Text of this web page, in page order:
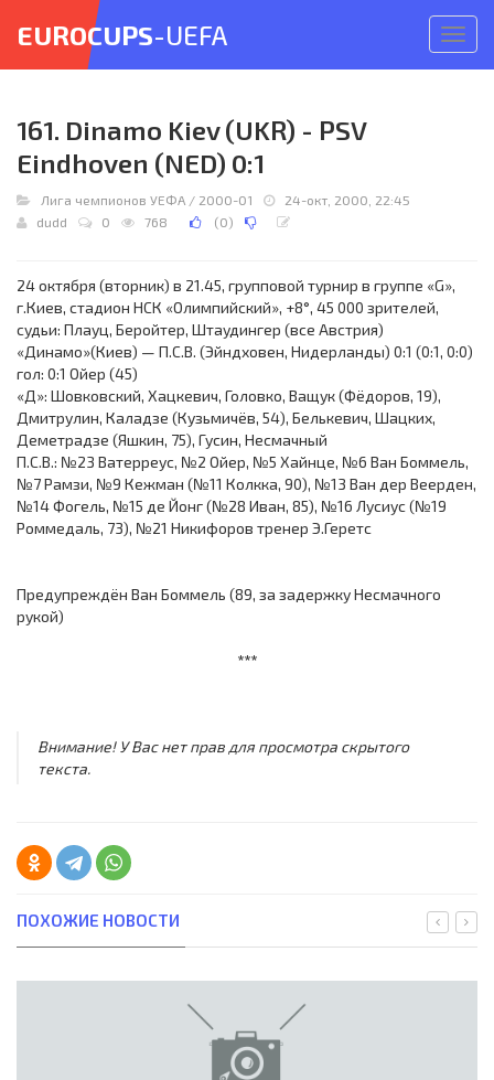
меню
EUROCUPS-UEFA
161. Dinamo Kiev (UKR) - PSV
Eindhoven (NED) 0:1
Лига чемпионов УЕФА / 2000-01
24-окт, 2000, 22:45
dudd
0 768 (0)
24 октября (вторник) в 21.45, групповой турнир в группе «G»,
г.Киев, стадион НСК «Олимпийский», +8°, 45 000 зрителей,
судьи: Плауц, Беройтер, Штаудингер (все Австрия)
«Динамо»(Киев) — П.С.В. (Эйндховен, Нидерланды) 0:1 (0:1, 0:0)
гол: 0:1 Ойер (45)
«Д»: Шовковский, Хацкевич, Головко, Ващук (Фёдоров, 19),
Дмитрулин, Каладзе (Кузьмичёв, 54), Белькевич, Шацких,
Деметрадзе (Яшкин, 75), Гусин, Несмачный
П.С.В.: №23 Ватерреус, №2 Ойер, №5 Хайнце, №6 Ван Боммель,
№7 Рамзи, №9 Кежман (№11 Колкка, 90), №13 Ван дер Веерден,
№14 Фогель, №15 де Йонг (№28 Иван, 85), №16 Лусиус (№19
Роммедаль, 73), №21 Никифоров тренер Э.Геретс
Предупреждён Ван Боммель (89, за задержку Несмачного
рукой)
***
Внимание! У Вас нет прав для просмотра скрытого
текста.
ПОХОЖИЕ НОВОСТИ